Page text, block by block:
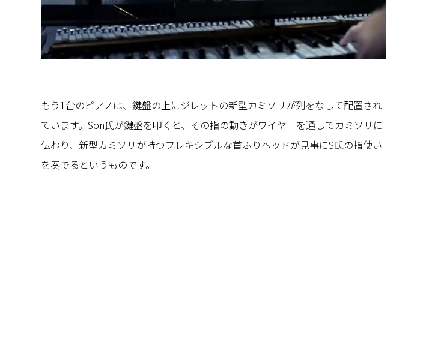
もう1台のピアノは、鍵盤の上にジレットの新型カミソリが列をなして配置され
ています。Son氏が鍵盤を叩くと、その指の動きがワイヤーを通してカミソリに
伝わり、新型カミソリが持つフレキシブルな首ふりヘッドが見事にS氏の指使い
を奏でるというものです。